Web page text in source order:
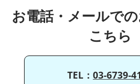
お電話・メールで
こちら
TEL： 03-6739-